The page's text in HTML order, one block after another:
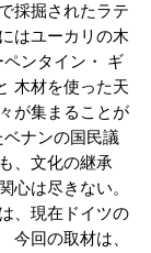
採掘されたラテ
はユーカリの木
ンタイン・ ギ
木材を使った天
が集まることが
ナンの国民議
、文化の継承
心は尽きない。
、現在ドイツの
回の取材は、